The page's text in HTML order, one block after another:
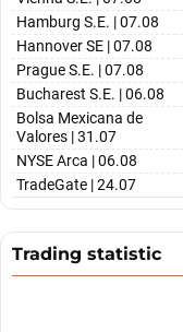
Hamburg S.E. | 07.08
Hannover SE | 07.08
Prague S.E. | 07.08
Bucharest S.E. | 06.08
Bolsa Mexicana de
Valores | 31.07
NYSE Arca | 06.08
TradeGate | 24.07
Trading statistic